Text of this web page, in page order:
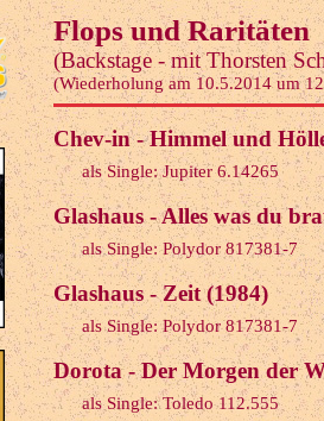
Flops und Raritäten
(Backstage - mit Thorsten
(Wiederholung am 10.5.2014 um
Chev-in - Himmel und
als Single: Jupiter 6.14265
Glashaus - Alles was du
als Single: Polydor 817381-7
Glashaus - Zeit (1984)
als Single: Polydor 817381-7
Dorota - Der Morgen der
als Single: Toledo 112.555